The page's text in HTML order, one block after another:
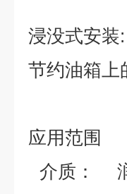
浸没式安装:
节约油箱上
应用范围
介质：